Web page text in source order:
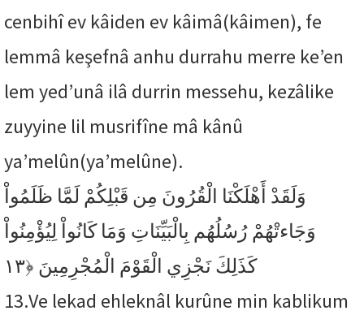
cenbihî ev kâiden ev kâimâ(kâimen), fe
lemmâ keşefnâ anhu durrahu merre ke’en
lem yed’unâ ilâ durrin messehu, kezâlike
zuyyine lil musrifîne mâ kânû
ya’melûn(ya’melûne).
وَلَقَدْ أَهْلَكْنَا الْقُرُونَ مِن قَبْلِكُمْ لَمَّا ظَلَمُواْ
وَجَاءتْهُمْ رُسُلُهُم بِالْبَيِّنَاتِ وَمَا كَانُواْ لِيُؤْمِنُواْ
كَذَلِكَ نَجْزِي الْقَوْمَ الْمُجْرِمِينَ ﴿١٣
13.Ve lekad ehleknâl kurûne min kablikum